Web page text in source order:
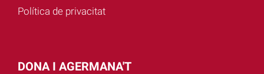
Política de privacitat
DONA I AGERMANA'T